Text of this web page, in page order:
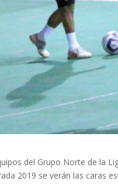
del Grupo Norte de la
2019 se verán las caras